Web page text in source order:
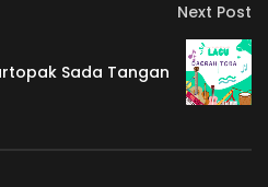
Next Post
Sada Tangan